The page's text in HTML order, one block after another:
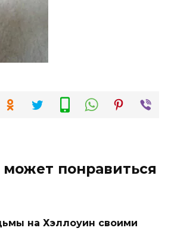
понравиться
на Хэллоуин своими